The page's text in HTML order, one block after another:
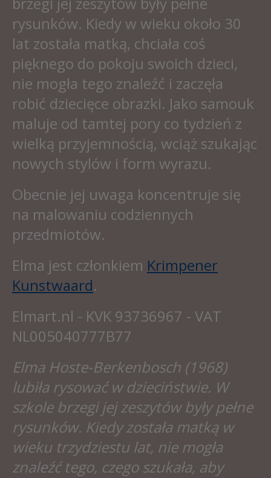
rysunków. Kiedy w wieku około 30
lat została matką, chciała coś
pięknego do pokoju swoich dzieci,
nie mogła tego znaleźć i zaczęła
robić dziecięce obrazki. Jako samouk
maluje od tamtej pory co tydzień z
wielką przyjemnością, wciąż szukając
nowych stylów i form wyrazu.
Obecnie jej uwaga koncentruje się
na malowaniu codziennych
przedmiotów.
Elma jest członkiem Krimpener
Kunstwaard.
Elmart.nl - KVK 93736967 - VAT
NL005040777B77
Elma Hoste-Berkenbosch (1968)
lubiła rysować w dzieciństwie. W
szkole brzegi jej zeszytów były pełne
rysunków. Kiedy została matką w
wieku trzydziestu lat, nie mogła
znaleźć tego, czego szukała, aby